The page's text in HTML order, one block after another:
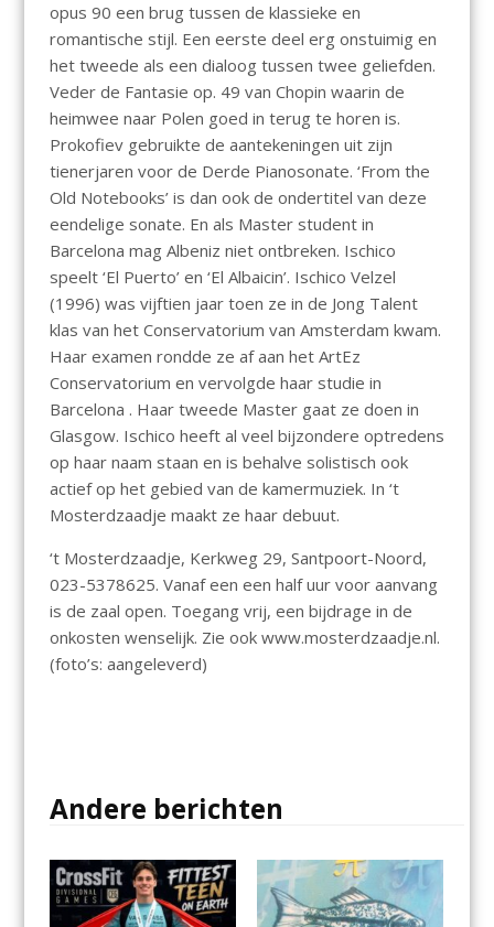
opus 90 een brug tussen de klassieke en
romantische stijl. Een eerste deel erg onstuimig en
het tweede als een dialoog tussen twee geliefden.
Veder de Fantasie op. 49 van Chopin waarin de
heimwee naar Polen goed in terug te horen is.
Prokofiev gebruikte de aantekeningen uit zijn
tienerjaren voor de Derde Pianosonate. ‘From the
Old Notebooks’ is dan ook de ondertitel van deze
eendelige sonate. En als Master student in
Barcelona mag Albeniz niet ontbreken. Ischico
speelt ‘El Puerto’ en ‘El Albaicin’. Ischico Velzel
(1996) was vijftien jaar toen ze in de Jong Talent
klas van het Conservatorium van Amsterdam kwam.
Haar examen rondde ze af aan het ArtEz
Conservatorium en vervolgde haar studie in
Barcelona . Haar tweede Master gaat ze doen in
Glasgow. Ischico heeft al veel bijzondere optredens
op haar naam staan en is behalve solistisch ook
actief op het gebied van de kamermuziek. In ‘t
Mosterdzaadje maakt ze haar debuut.
‘t Mosterdzaadje, Kerkweg 29, Santpoort-Noord,
023-5378625. Vanaf een een half uur voor aanvang
is de zaal open. Toegang vrij, een bijdrage in de
onkosten wenselijk. Zie ook www.mosterdzaadje.nl.
(foto’s: aangeleverd)
Andere berichten